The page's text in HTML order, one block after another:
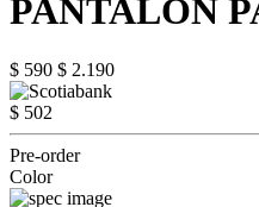
PANTALÓN
$ 590 $ 2.190
$ 502
Pre-order
Color